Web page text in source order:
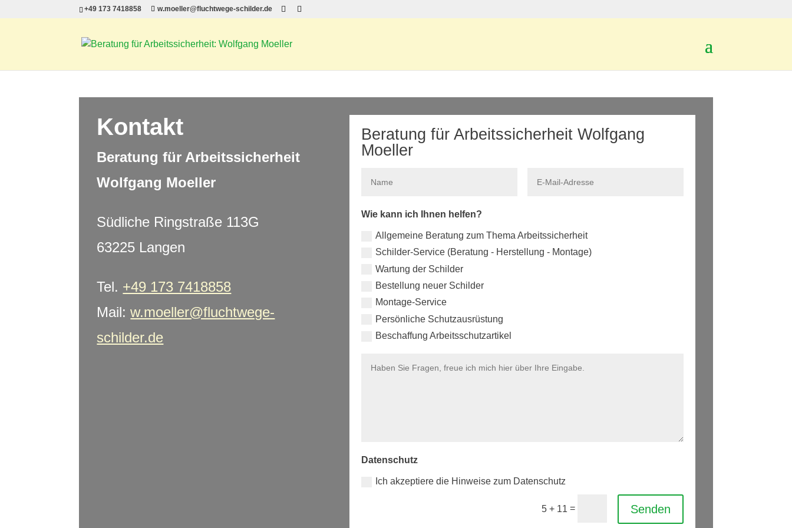
+49 173 7418858 w.moeller@fluchtwege-schilder.de
Kontakt
Beratung für Arbeitssicherheit
Wolfgang Moeller
Südliche Ringstraße 113G
63225 Langen
Tel. +49 173 7418858
Mail:w.moeller@fluchtwege-
schilder.de
Beratung für Arbeitssicherheit Wolfgang
Moeller
Wie kann ich Ihnen helfen?
Allgemeine Beratung zum Thema Arbeitssicherheit
Schilder-Service (Beratung - Herstellung - Montage)
Wartung der Schilder
Bestellung neuer Schilder
Montage-Service
Persönliche Schutzausrüstung
Beschaffung Arbeitsschutzartikel
Datenschutz
Ich akzeptiere die Hinweise zum Datenschutz
5 + 11 = Senden